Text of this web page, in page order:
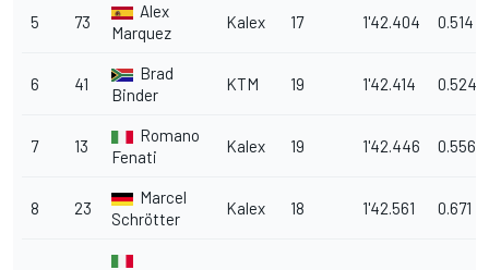
5 73
Alex
Marquez
Kalex 17 1'42.404 0.514
6 41
Brad
Binder
KTM 19 1'42.414 0.524
7 13
Romano
Fenati
Kalex 19 1'42.446 0.556
8 23
Marcel
Schrötter
Kalex 18 1'42.561 0.671